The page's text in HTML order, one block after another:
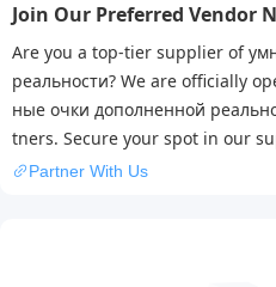
очки AR, умные очки,
реальность, AR-очки,
дополненной
Умные очки AR открывают
работы, обучения и
Join Our Preferred Vendor
Are you a top-tier supplier of
реальности? We are officially
ные очки дополненной
tners. Secure your spot in our
Partner With Us